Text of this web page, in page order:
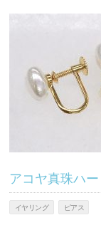
アコヤ真珠ハ
イヤリング ピアス